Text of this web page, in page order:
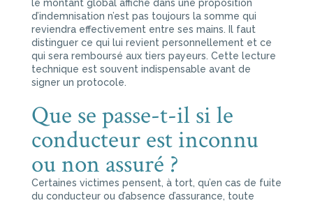
le montant global affiché dans une proposition
d’indemnisation n’est pas toujours la somme qui
reviendra effectivement entre ses mains. Il faut
distinguer ce qui lui revient personnellement et ce
qui sera remboursé aux tiers payeurs. Cette lecture
technique est souvent indispensable avant de
signer un protocole.
Que se passe-t-il si le
conducteur est inconnu
ou non assuré ?
Certaines victimes pensent, à tort, qu’en cas de fuite
du conducteur ou d’absence d’assurance, toute